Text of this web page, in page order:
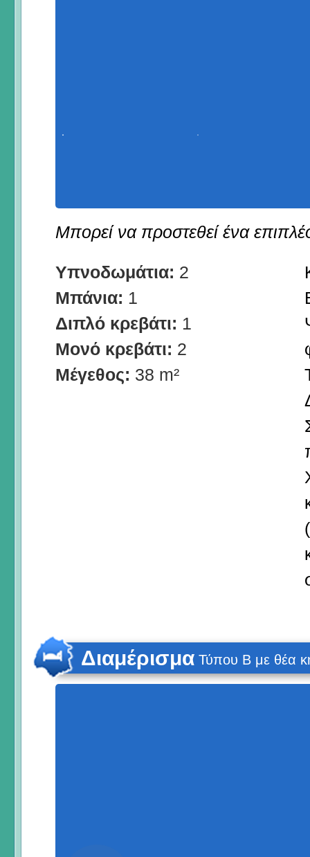
Μπορεί να προστεθεί ένα
Υπνοδωμάτια: 2
Μπάνια: 1
Διπλό κρεβάτι: 1
Μονό κρεβάτι: 2
Μέγεθος: 38 m²
Διαμέρισμα Τύπου Β με θέα